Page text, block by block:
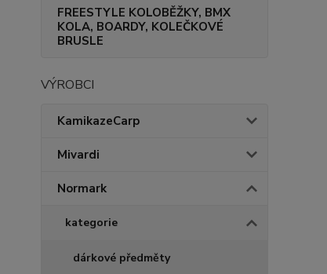
FREESTYLE KOLOBĚŽKY, BMX
KOLA, BOARDY, KOLEČKOVÉ
BRUSLE
VÝROBCI
KamikazeCarp
Mivardi
Normark
kategorie
dárkové předměty